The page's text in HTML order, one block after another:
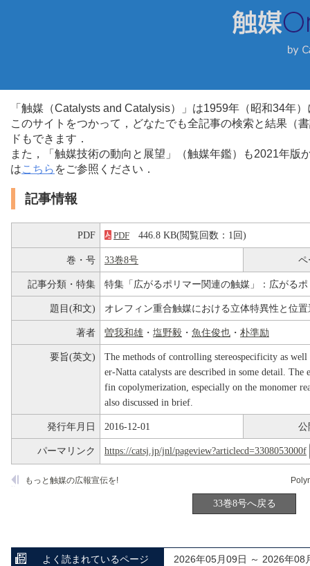
「触媒（Catalysts and Catalysis）」は1959年（昭和34年
このサイトをつかって，どなたでも全記事の検索と結果（
ドもできます．
また，「触媒技術の動向と展望」（触媒年鑑）も2021年
はこちら をご参照ください．
記事情報
PDF PDF 446.8 KB(閲覧回数：1回)
巻・号 33巻8号 ペ
記事分類・特集 特集「広がるポリマー関連の触媒」：広がる
題目(和文) オレフィン重合触媒における立体特異性と位
著者 曽我和雄 ・ 塩野毅 ・ 魚住俊也 ・ 朴準励
要旨(英文)
The methods of controlling stereospecificity as
er-Natta catalysts are described in some detail.
fin copolymerization, especially on the monomer
also discussed in brief.
発行年月日 2016-12-01 公
パーマリンク https://catsj.jp/jnl/pageview?articlecd=3308053000f
もっと触媒の広報宣伝を!
33巻8号へ戻る
よく読まれているページ 2026年05月09日 ～ 2026年08